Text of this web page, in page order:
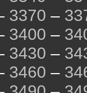
3370 –
3400 –
3430 –
3460 –